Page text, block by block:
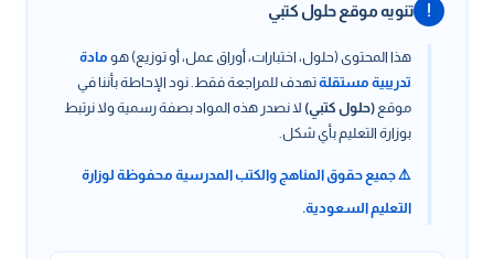
! تنويه موقع حلول كتبي
هذا المحتوى (حلول، اختبارات، أوراق عمل، أو توزيع) هو مادة
تدريبية مستقلةتهدف للمراجعة فقط. نود الإحاطة بأننا في
موقع (حلول كتبي) لا نصدر هذه المواد بصفة رسمية ولا نرتبط
بوزارة التعليم بأي شكل.
⚠️ جميع حقوق المناهج والكتب المدرسية محفوظة لوزارة
التعليم السعودية.